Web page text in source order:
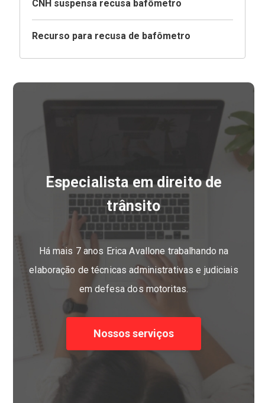
CNH suspensa recusa bafômetro
Recurso para recusa de bafômetro
Especialista em direito de
trânsito
Há mais 7 anos Erica Avallone trabalhando na
elaboração de técnicas administrativas e judiciais
em defesa dos motoritas.
Nossos serviços